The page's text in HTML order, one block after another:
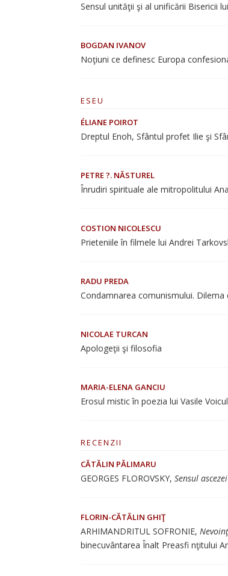
Sensul unităţii şi al unificării Bisericii
BOGDAN IVANOV
Noţiuni ce definesc Europa
ESEU
ÉLIANE POIROT
Dreptul Enoh, Sfântul profet Ilie şi
PETRE ?. NĂSTUREL
Înrudiri spirituale ale mitropolitului
COSTION NICOLESCU
Prieteniile în filmele lui Andrei
RADU PREDA
Condamnarea comunismului. Dilema
NICOLAE TURCAN
Apologeţii şi filosofia
MARIA-ELENA GANCIU
Erosul mistic în poezia lui Vasile
RECENZII
CĂTĂLIN PĂLIMARU
GEORGES FLOROVSKY,Sensul
FLORIN-CĂTĂLIN GHIŢ
ARHIMANDRITUL SOFRONIE,
binecuvântarea Înalt Preasfi nţitului